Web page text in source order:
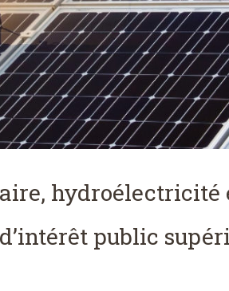
hydroélectricité
public